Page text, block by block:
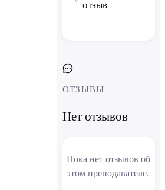
отзыв
ОТЗЫВЫ
Нет отзывов
Пока нет отзывов об
этом преподавателе.